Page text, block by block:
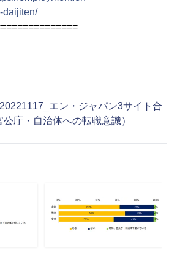
daijiten/
エン・ジャパン3サイト合
庁・自治体への転職意識）